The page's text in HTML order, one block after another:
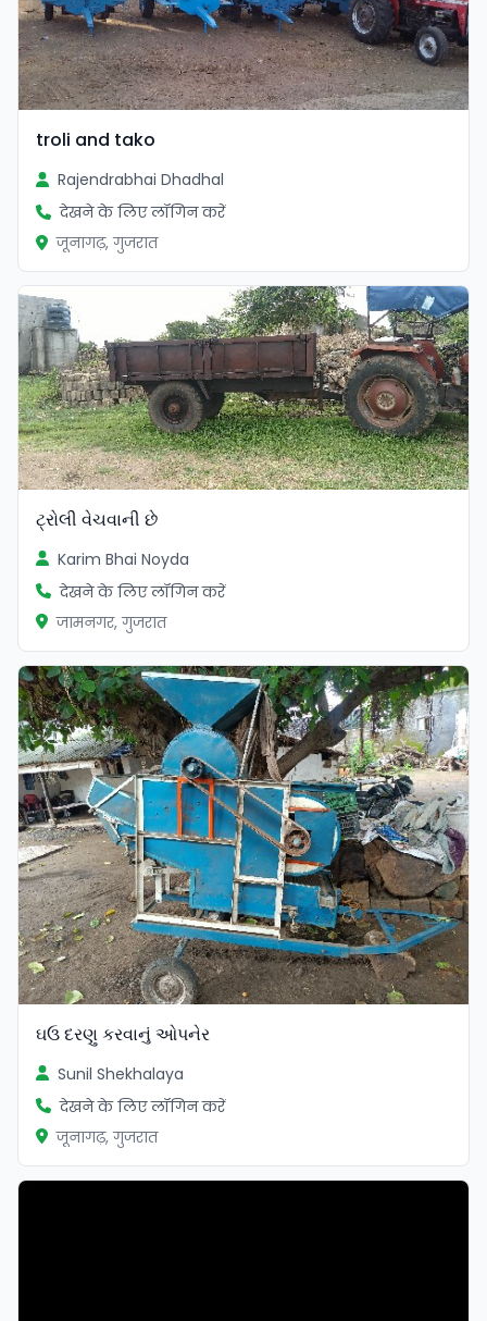
troli and tako
Rajendrabhai Dhadhal
देखने के लिए लॉगिन करें
जूनागढ़, गुजरात
ટ્રોલી વેચવાની છે
Karim Bhai Noyda
देखने के लिए लॉगिन करें
जामनगर, गुजरात
ઘઉ દરણુ કરવાનું ઓપનેર
Sunil Shekhalaya
देखने के लिए लॉगिन करें
जूनागढ़, गुजरात